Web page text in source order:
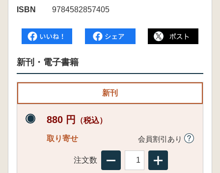
ISBN
9784582857405
新刊・電子書籍
新刊
880 円 （税込）
取り寄せ 会員割引あり
注文数